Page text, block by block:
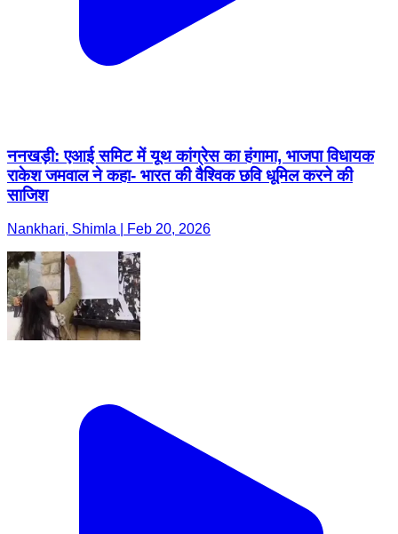
ननखड़ी: एआई समिट में यूथ कांग्रेस का हंगामा, भाजपा विधायक
राकेश जमवाल ने कहा- भारत की वैश्विक छवि धूमिल करने की
साजिश
Nankhari, Shimla | Feb 20, 2026